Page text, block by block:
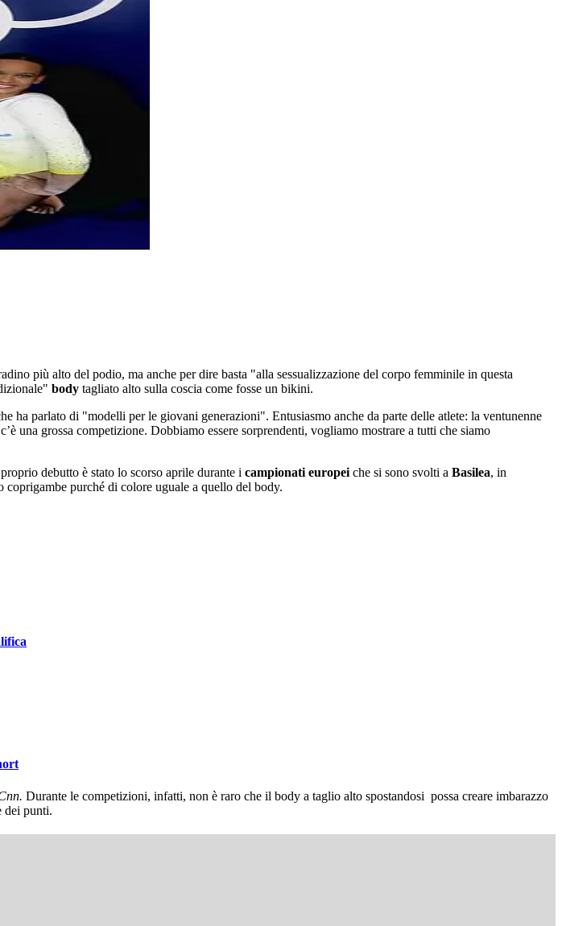
più alto del podio, ma anche per dire basta "alla sessualizzazione del corpo femminile in questa
body tagliato alto sulla coscia come fosse un bikini.
ha parlato di "modelli per le giovani generazioni". Entusiasmo anche da parte delle atlete: la ventunenne
una grossa competizione. Dobbiamo essere sorprendenti, vogliamo mostrare a tutti che siamo
debutto è stato lo scorso aprile durante i campionati europei che si sono svolti a Basilea, in
purché di colore uguale a quello del body.
Durante le competizioni, infatti, non è raro che il body a taglio alto spostandosi possa creare imbarazzo
dei punti.